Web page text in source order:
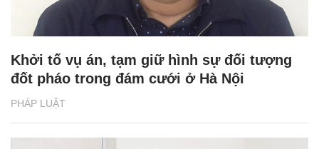
PHÁP LUẬT
Khởi tố vụ án, tạm giữ hình sự đối tượng
đốt pháo trong đám cưới ở Hà Nội